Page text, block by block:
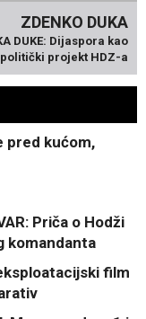
ZDENKO DUKA
DUKE: Dijaspora kao
politički projekt HDZ-a
pred kućom,
Priča o Hodži
komandanta
film